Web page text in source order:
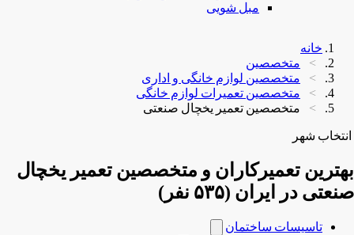
مبل شویی
خانه
متخصصین
متخصصین لوازم خانگی و اداری
متخصصین تعمیرات لوازم خانگی
متخصصین تعمیر یخچال صنعتی
انتخاب شهر
بهترین تعمیرکاران و متخصصین تعمیر یخچال
صنعتی در ایران (۵۳۵ نفر)
تاسیسات ساختمان